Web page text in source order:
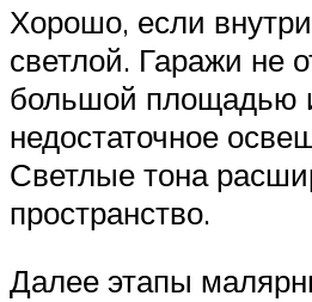
Хорошо, если
светлой. Гаражи не
большой площадью
недостаточное
Светлые тона
пространство.
Далее этапы